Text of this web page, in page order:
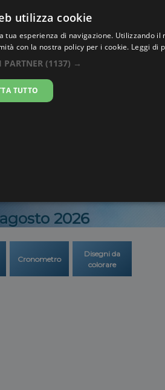
.co
2026
Cronometro
Disegni da
colorare
utilizza cookie
esperienza di navigazione. Utilizzando il
con la nostra policy per i cookie. Leggi di
PARTNER (1137) →
TUTTO